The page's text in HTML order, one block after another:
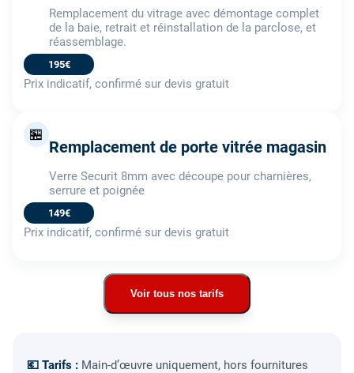
Remplacement du vitrage avec démontage complet
de la baie, retrait et réinstallation de la parclose, et
réassemblage.
195€
Prix indicatif, confirmé sur devis gratuit
🏪
Remplacement de porte vitrée magasin
Verre Securit 8mm avec découpe pour charnières,
serrure et poignée
149€
Prix indicatif, confirmé sur devis gratuit
Voir tous nos tarifs
💶 Tarifs : Main-d’œuvre uniquement, hors fournitures